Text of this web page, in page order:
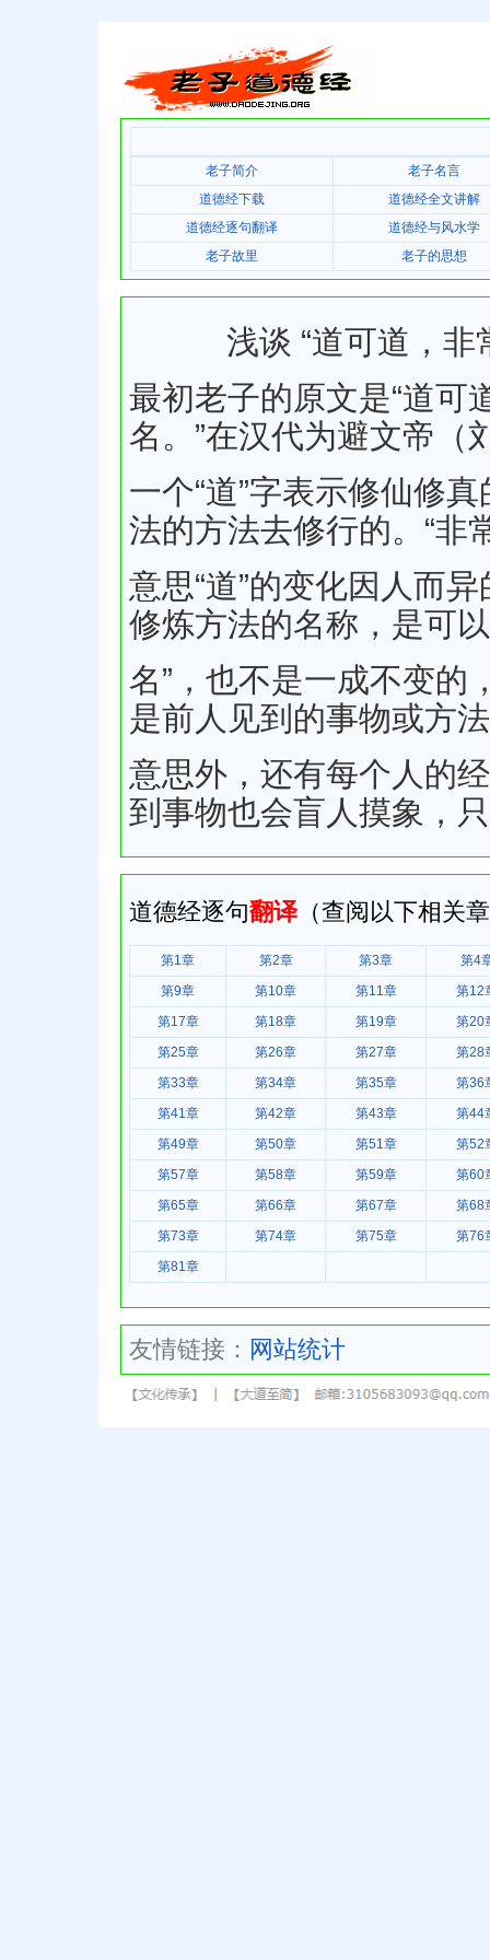
老子简介
老子名言
道德经下载
道德经全文讲解
道德经逐句翻译
道德经与风水学
老子故里
老子的思想
浅谈 “道可道，非
最初老子的原文是“道可
名。”在汉代为避文帝（
一个“道”字表示修仙修
法的方法去修行的。“非
意思“道”的变化因人而
修炼方法的名称，是可
名”，也不是一成不变的
是前人见到的事物或方
意思外，还有每个人的
到事物也会盲人摸象，
道德经逐句翻译（查阅以下相关
第1章 第2章 第3章
第4
第9章
第10章 第11章
第12
第17章
第18章 第19章
第20
第25章
第26章 第27章
第28
第33章
第34章 第35章
第36
第41章
第42章 第43章
第44
第49章
第50章 第51章
第52
第57章
第58章 第59章
第60
第65章
第66章 第67章
第68
第73章
第74章 第75章
第76
第81章
友情链接： 网站统计